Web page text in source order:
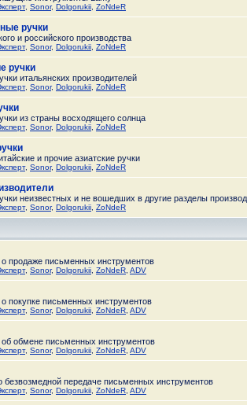
, Sonor, Dolgorukii ZoNdeR
ручки
и российского производства
, Sonor, Dolgorukii ZoNdeR
ручки
итальянских производителей
, Sonor, Dolgorukii ZoNdeR
из страны восходящего солнца
, Sonor, Dolgorukii ZoNdeR
и прочие азиатские ручки
, Sonor, Dolgorukii ZoNdeR
неизвестных и не вошедших в другие разделы
, Sonor, Dolgorukii ZoNdeR
продаже письменных инструментов
, Sonor, Dolgorukii ZoNdeR ADV
покупке письменных инструментов
, Sonor, Dolgorukii ZoNdeR ADV
обмене письменных инструментов
, Sonor, Dolgorukii ZoNdeR ADV
безвозмедной передаче письменных инструментов
, Sonor, Dolgorukii ZoNdeR ADV